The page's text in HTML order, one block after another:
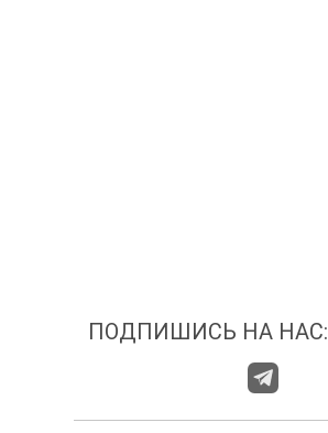
ПОДПИШИСЬ НА НАС: